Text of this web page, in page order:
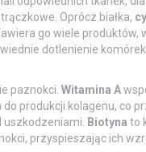
Oprócz białka,
go wiele produktów,
dotlenienie
paznokci. Witamina A
produkcji kolagenu, co
Biotyna to
przyspieszając ich